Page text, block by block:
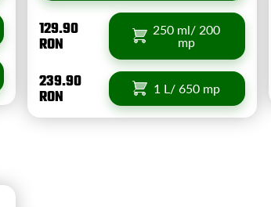
129.90
RON
250 ml/ 200
mp
239.90
RON 1 L/ 650 mp